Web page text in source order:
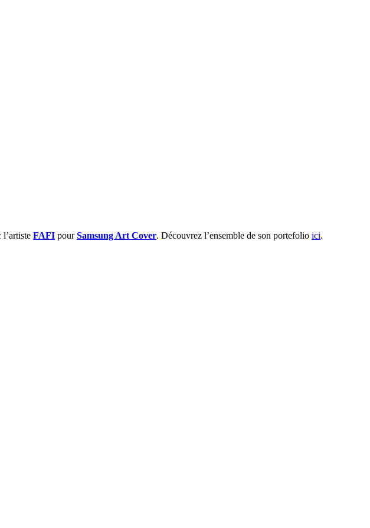
FAFI pourSamsung Art Cover. Découvrez l’ensemble de son portefolio ici.